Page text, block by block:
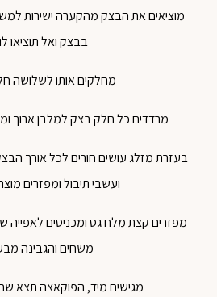
מוציאים את הבצק מהקערה ישירות
בבצק ואל תוציאו
מחלקים אותו לשלושה
מרדדים כל חלק בצק למלבן ארוך
בעזרת מזלג עושים חורים לכל אורך
ועשבי תיבול ומפזרים
משחים והגבינה
מגישים מיד, הפוקאצה תצא